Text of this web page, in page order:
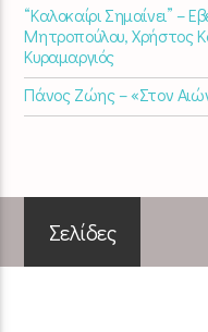
“Καλοκαίρι Σημαίνει” –
Μητροπούλου, Χρήστος
Κυραμαργιός
Πάνος Ζώης – «Στον
Σελίδες